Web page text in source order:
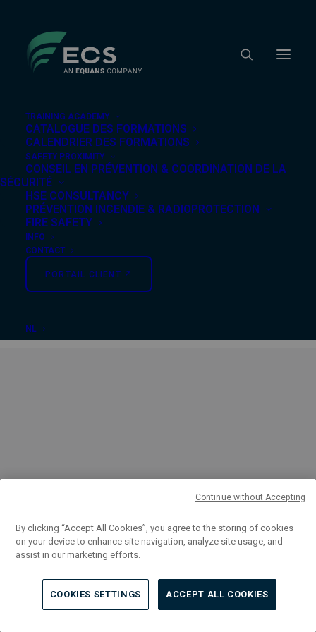
TRAINING ACADEMY
CATALOGUE DES FORMATIONS
CALENDRIER DES FORMATIONS
SAFETY PROXIMITY
CONSEIL EN PRÉVENTION & COORDINATION DE LA
SÉCURITÉ
HSE CONSULTANCY
PRÉVENTION INCENDIE & RADIOPROTECTION
FIRE SAFETY
INFO
CONTACT
PORTAIL CLIENT ↗︎
NL
Rien Trouvé
Il semble que nous ne pouvons pas trouver ce que
vous cherchez. Peut-être qu'une recherche peut vous
aider.
By clicking “Accept All Cookies”, you agree to the storing of cookies
on your device to enhance site navigation, analyze site usage, and
assist in our marketing efforts.
COOKIES SETTINGS ACCEPT ALL COOKIES
Continue without Accepting